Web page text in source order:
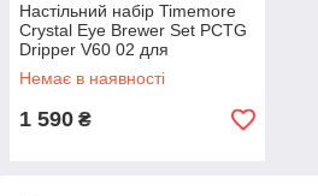
Настільний набір Timemore
Crystal Eye Brewer Set PCTG
Dripper V60 02 для
заварювання фільтр кави,
подарунковий
Немає в наявності
1 590 ₴